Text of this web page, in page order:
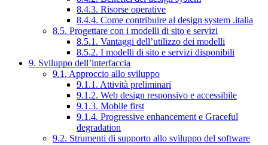
8.4.3. Risorse operative
8.4.4. Come contribuire al design system .italia
8.5. Progettare con i modelli di sito e servizi
8.5.1. Vantaggi dell’utilizzo dei modelli
8.5.2. I modelli di sito e servizi disponibili
9. Sviluppo dell’interfaccia
9.1. Approccio allo sviluppo
9.1.1. Attività preliminari
9.1.2. Web design responsivo e accessibile
9.1.3. Mobile first
9.1.4. Progressive enhancement e Graceful
degradation
9.2. Strumenti di supporto allo sviluppo del software